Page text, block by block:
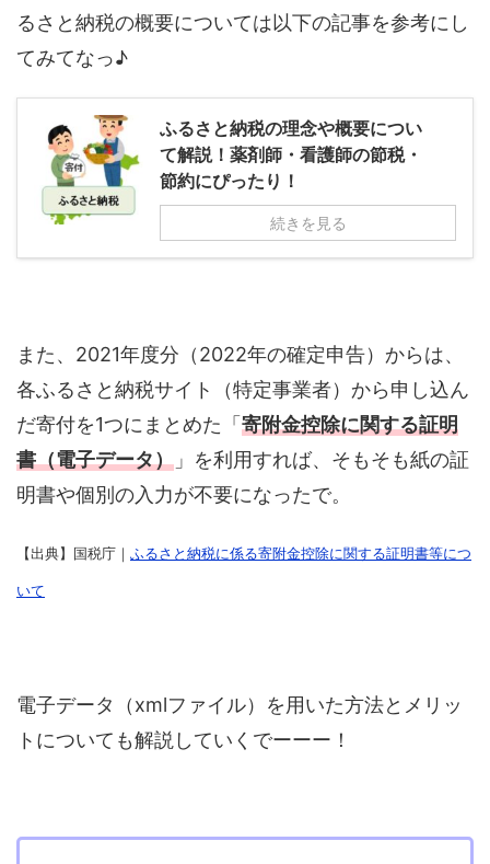
るさと納税の概要については以下の記事を参考にし
てみてなっ♪
ふるさと納税の理念や概要につい
て解説！薬剤師・看護師の節税・
節約にぴったり！
続きを見る
また、2021年度分（2022年の確定申告）からは、
各ふるさと納税サイト（特定事業者）から申し込ん
だ寄付を1つにまとめた「寄附金控除に関する証明
書（電子データ） 」を利用すれば、そもそも紙の証
明書や個別の入力が不要になったで。
【出典】国税庁｜ ふるさと納税に係る寄附金控除に関する証明書等につ
いて
電子データ（xmlファイル）を用いた方法とメリッ
トについても解説していくでーーー！